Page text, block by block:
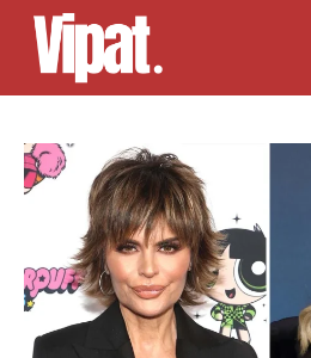
Skip
content